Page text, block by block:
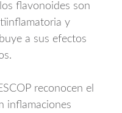
flavonoides son
y
a sus efectos
reconocen el
inflamaciones